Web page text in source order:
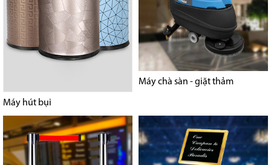
Máy hút bụi
Máy chà sàn - giặt thảm